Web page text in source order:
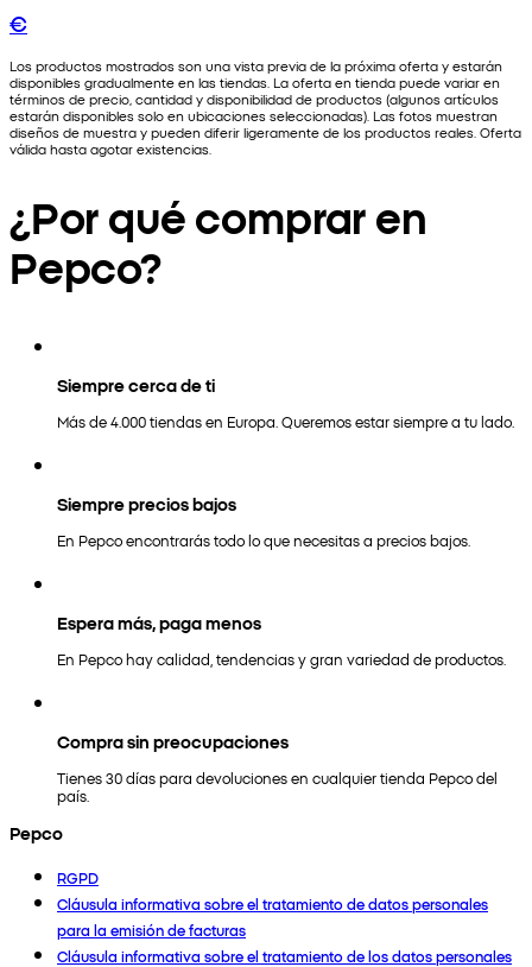
€
Los productos mostrados son una vista previa de la próxima oferta y estarán
disponibles gradualmente en las tiendas. La oferta en tienda puede variar en
términos de precio, cantidad y disponibilidad de productos (algunos artículos
estarán disponibles solo en ubicaciones seleccionadas). Las fotos muestran
diseños de muestra y pueden diferir ligeramente de los productos reales. Oferta
válida hasta agotar existencias.
¿Por qué comprar en
Pepco?
Siempre cerca de ti
Más de 4.000 tiendas en Europa. Queremos estar siempre a tu lado.
Siempre precios bajos
En Pepco encontrarás todo lo que necesitas a precios bajos.
Espera más, paga menos
En Pepco hay calidad, tendencias y gran variedad de productos.
Compra sin preocupaciones
Tienes 30 días para devoluciones en cualquier tienda Pepco del
país.
Pepco
RGPD
Cláusula informativa sobre el tratamiento de datos personales
para la emisión de facturas
Cláusula informativa sobre el tratamiento de los datos personales